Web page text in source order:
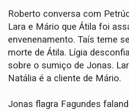
Roberto conversa com
Lara e Mário que Átila foi
envenenamento. Taís teme
morte de Átila. Lígia
sobre o sumiço de Jonas.
Natália é a cliente de Mário.
Jonas flagra Fagundes